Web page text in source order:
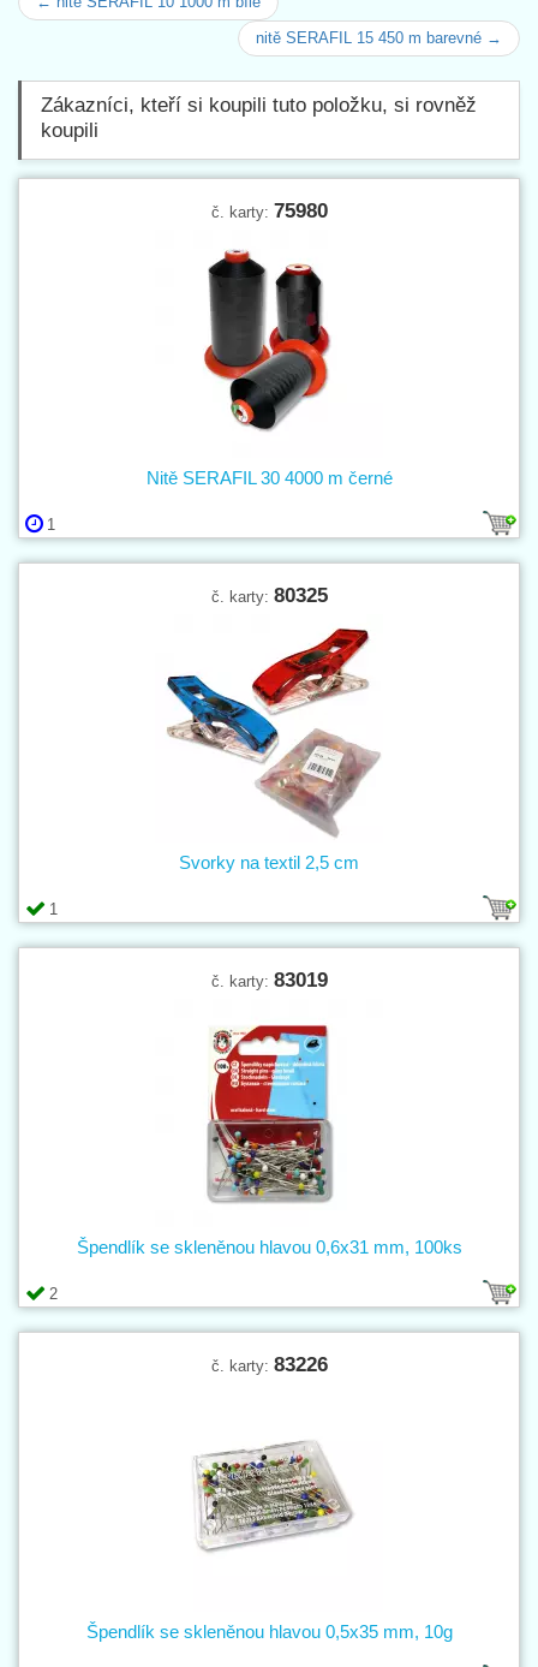
nitě SERAFIL 15 450 m barevné →
Zákazníci, kteří si koupili tuto položku, si rovněž
koupili
č. karty: 75980
1
Nitě SERAFIL 30 4000 m černé
č. karty: 80325
1
Svorky na textil 2,5 cm
č. karty: 83019
2
Špendlík se skleněnou hlavou 0,6x31 mm, 100ks
č. karty: 83226
Špendlík se skleněnou hlavou 0,5x35 mm, 10g